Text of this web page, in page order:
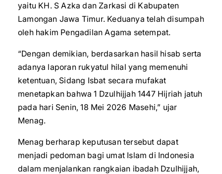
yaitu KH. S Azka dan Zarkasi di Kabupaten
Lamongan Jawa Timur. Keduanya telah disumpah
oleh hakim Pengadilan Agama setempat.
“Dengan demikian, berdasarkan hasil hisab serta
adanya laporan rukyatul hilal yang memenuhi
ketentuan, Sidang Isbat secara mufakat
menetapkan bahwa 1 Dzulhijjah 1447 Hijriah jatuh
pada hari Senin, 18 Mei 2026 Masehi,” ujar
Menag.
Menag berharap keputusan tersebut dapat
menjadi pedoman bagi umat Islam di Indonesia
dalam menjalankan rangkaian ibadah Dzulhijjah,